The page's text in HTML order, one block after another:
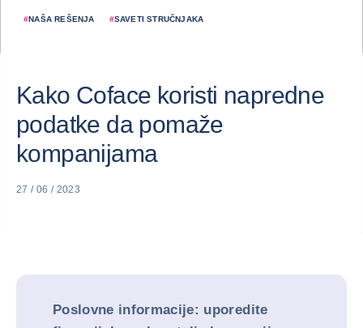
#NAŠA REŠENJA #SAVETI STRUČNJAKA
Kako Coface koristi napredne
podatke da pomaže
kompanijama
27 / 06 / 2023
Poslovne informacije: uporedite